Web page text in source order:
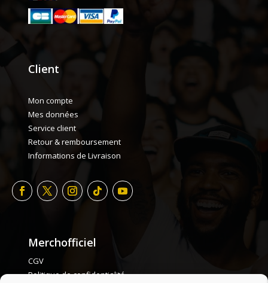
Client
Mon compte
Mes données
Service client
Retour & remboursement
Informations de Livraison
Merchofficiel
CGV
Politique de confidentialité